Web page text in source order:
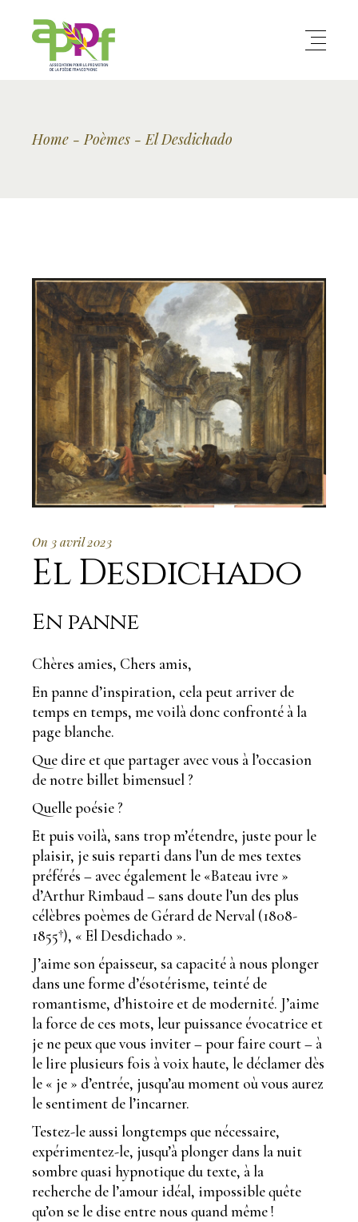
Home Poèmes El Desdichado
On 3 avril 2023
El Desdichado
En panne
Chères amies, Chers amis,
En panne d’inspiration, cela peut arriver de
temps en temps, me voilà donc confronté à la
page blanche.
Que dire et que partager avec vous à l’occasion
de notre billet bimensuel ?
Quelle poésie ?
Et puis voilà, sans trop m’étendre, juste pour le
plaisir, je suis reparti dans l’un de mes textes
préférés – avec également le «Bateau ivre »
d’Arthur Rimbaud – sans doute l’un des plus
célèbres poèmes de Gérard de Nerval (1808-
1855†), « El Desdichado ».
J’aime son épaisseur, sa capacité à nous plonger
dans une forme d’ésotérisme, teinté de
romantisme, d’histoire et de modernité. J’aime
la force de ces mots, leur puissance évocatrice et
je ne peux que vous inviter – pour faire court – à
le lire plusieurs fois à voix haute, le déclamer dès
le « je » d’entrée, jusqu’au moment où vous aurez
le sentiment de l’incarner.
Testez-le aussi longtemps que nécessaire,
expérimentez-le, jusqu’à plonger dans la nuit
sombre quasi hypnotique du texte, à la
recherche de l’amour idéal, impossible quête
qu’on se le dise entre nous quand même !